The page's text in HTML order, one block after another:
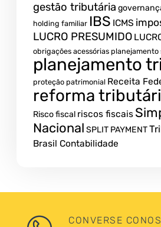
gestão tributária
holding familiar IBS ICMS
LUCRO PRESUMIDO
obrigações acessórias planejamento
planejamento
proteção patrimonial Receita
reforma
Risco fiscal riscos fiscais
Nacional SPLIT PAYMENT
Brasil Contabilidade
CONVERSE